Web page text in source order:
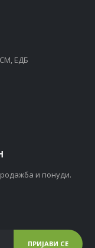
ЕДБ
и понуди.